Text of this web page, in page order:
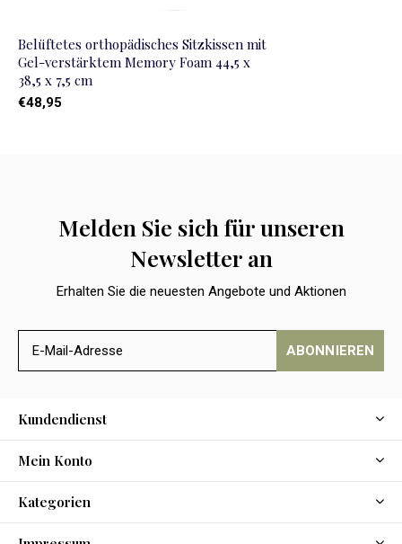
Belüftetes orthopädisches Sitzkissen mit
Gel-verstärktem Memory Foam 44,5 x
38,5 x 7,5 cm
€48,95
Melden Sie sich für unseren
Newsletter an
Erhalten Sie die neuesten Angebote und Aktionen
ABONNIEREN
Kundendienst
Mein Konto
Kategorien